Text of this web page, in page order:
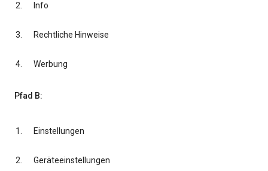
Info
Rechtliche Hinweise
Werbung
Pfad B:
Einstellungen
Geräteeinstellungen